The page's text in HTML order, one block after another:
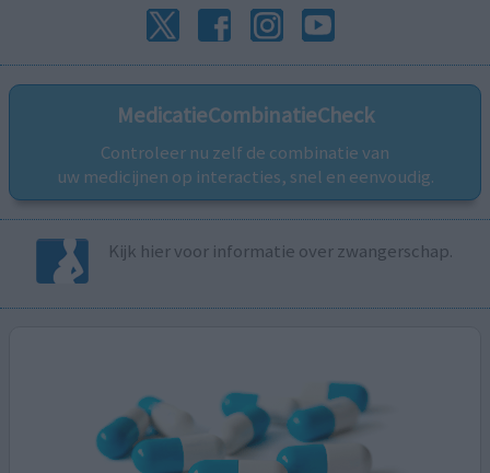
MedicatieCombinatieCheck
Controleer nu zelf de combinatie van
uw medicijnen op interacties, snel en eenvoudig.
Kijk hier voor informatie over zwangerschap.